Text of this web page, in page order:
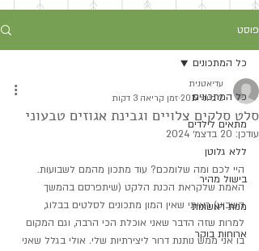
פוסט
כל המתכונים
מתאים לילדים
ללא גלוטן
בישול מהיר
מנות ראשונות
ארוחות בוקר
כל המתכונים
סלט סלקים צלויים וגבינת אגוזים טבעוני
עדיאטנית
2 ביוני 2019
זמן קריאה 3 דקות
עודכן: 20 בדצמ׳ 2024
היי לכם ומה שלומכם? עוד מתכון מהמם לשבועות.
האמת שלקראת הכנת הלקט (שיתפרסם בהמשך
השבוע) ראיתי שאין המון מתכונים לסלטים בבלוג,
למרות שזה הדבר שאני אוכלת הכי הרבה, וגם המקום
בו אני ממש נותנת דרור ליצירתיות שלי. אולי בגלל שאני